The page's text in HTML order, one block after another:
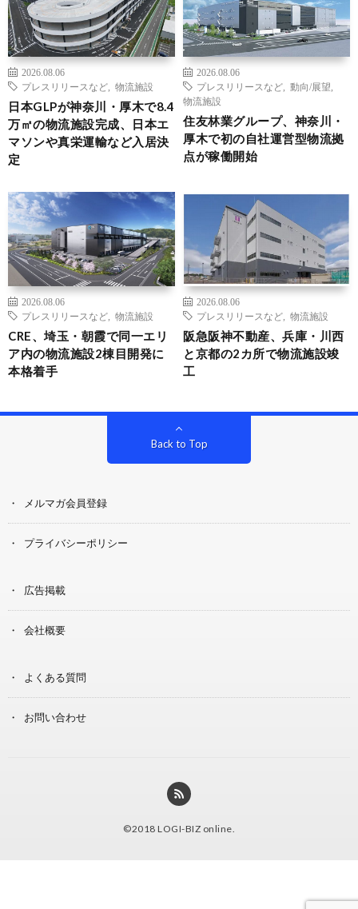
2026.08.06
プレスリリースなど
物流施設
日本GLPが神奈川・厚木で8.4
万㎡の物流施設完成、日本エ
マソンや真栄運輸など入居決
定
2026.08.06
プレスリリースなど
動向/展望
物流施設
住友林業グループ、神奈川・
厚木で初の自社運営型物流拠
点が稼働開始
2026.08.06
プレスリリースなど
物流施設
CRE、埼玉・朝霞で同一エリ
ア内の物流施設2棟目開発に
本格着手
2026.08.06
プレスリリースなど
物流施設
阪急阪神不動産、兵庫・川西
と京都の2カ所で物流施設竣
工
Back to Top
メルマガ会員登録
プライバシーポリシー
広告掲載
会社概要
よくある質問
お問い合わせ
©2018 LOGI-BIZ online.